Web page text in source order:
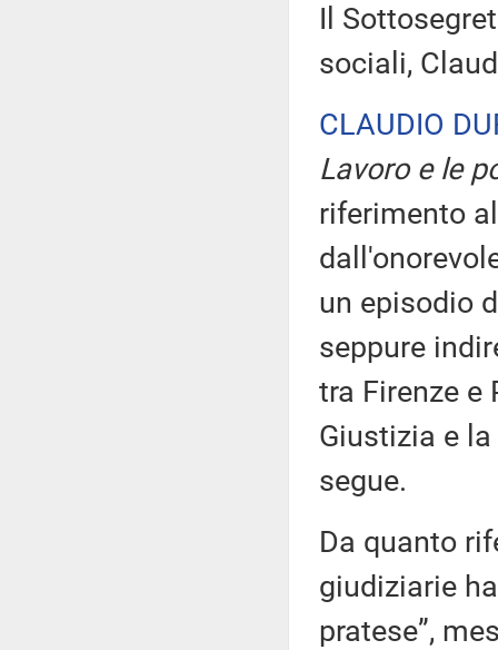
Il
sociali,
CLAUDIO
Lavoro e le
riferimento
un episodio
seppure
tra Firenze
Giustizia e
segue.
Da quanto
giudiziarie
pratese”,